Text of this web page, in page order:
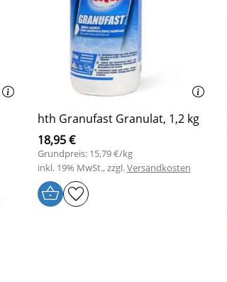
hth Granufast Granulat, 1,2 kg
18,95 €
Grundpreis: 15,79 €/kg
inkl. 19% MwSt., zzgl.Versandkosten